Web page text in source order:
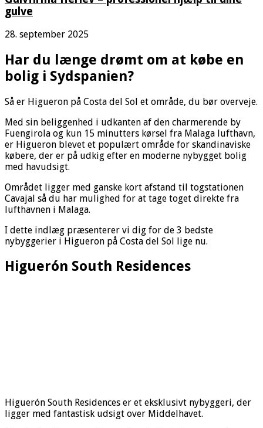
gulve
28. september 2025
Har du længe drømt om at købe en
bolig i Sydspanien?
Så er Higueron på Costa del Sol et område, du bør overveje.
Med sin beliggenhed i udkanten af den charmerende by
Fuengirola og kun 15 minutters kørsel fra Malaga lufthavn,
er Higueron blevet et populært område for skandinaviske
købere, der er på udkig efter en moderne nybygget bolig
med havudsigt.
Området ligger med ganske kort afstand til togstationen
Cavajal så du har mulighed for at tage toget direkte fra
lufthavnen i Malaga.
I dette indlæg præsenterer vi dig for de 3 bedste
nybyggerier i Higueron på Costa del Sol lige nu.
Higuerón South Residences
Higuerón South Residences er et eksklusivt nybyggeri, der
ligger med fantastisk udsigt over Middelhavet.